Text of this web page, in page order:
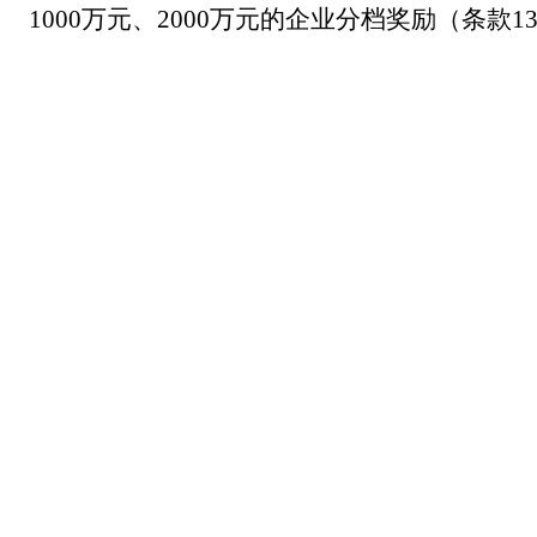
1000万元、2000万元的企业分档奖励（条款13